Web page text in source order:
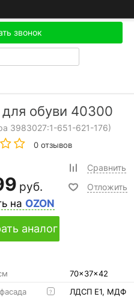
звонок
обуви 40300
3983027:1-651-621-176)
0 отзывов
руб.
на OZON
Сравнить
Отложить
аналог
70x37x42
?
ЛДСП Е1, МДФ